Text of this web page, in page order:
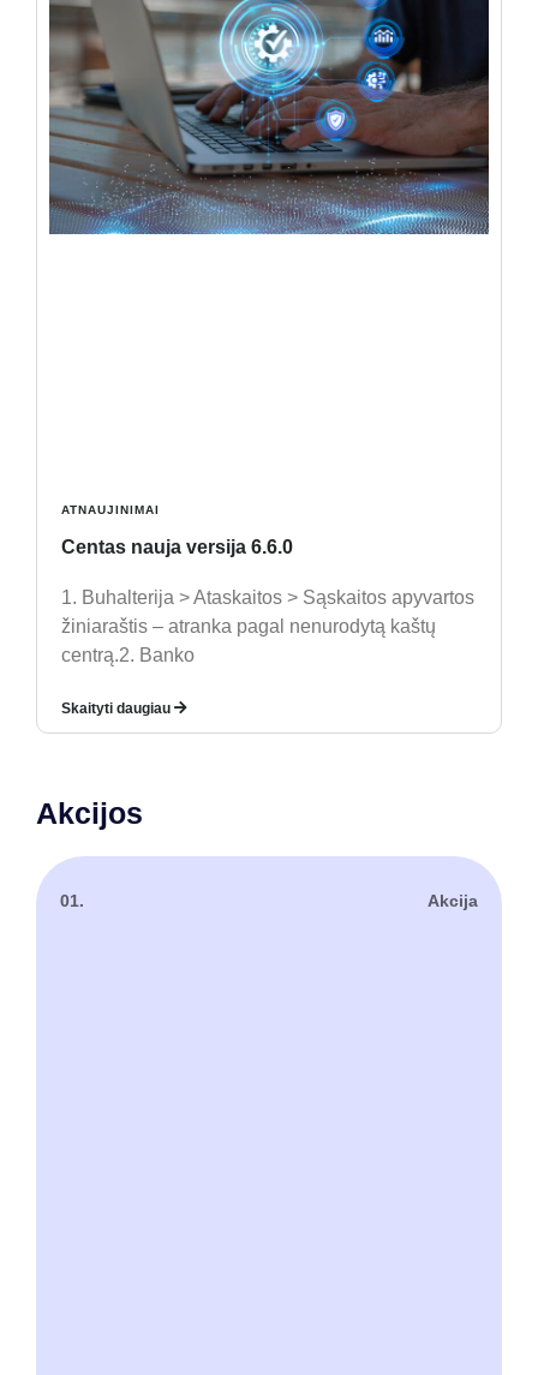
ATNAUJINIMAI
Centas nauja versija 6.6.0
1. Buhalterija > Ataskaitos > Sąskaitos apyvartos
žiniaraštis – atranka pagal nenurodytą kaštų
centrą.2. Banko
Skaityti daugiau
Akcijos
01. Akcija